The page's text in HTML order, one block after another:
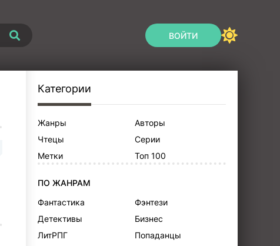
ВОЙТИ
Категории
Жанры
Авторы
Чтецы
Серии
Метки
Топ 100
ПО ЖАНРАМ
Фантастика
Фэнтези
Детективы
Бизнес
ЛитРПГ
Попаданцы